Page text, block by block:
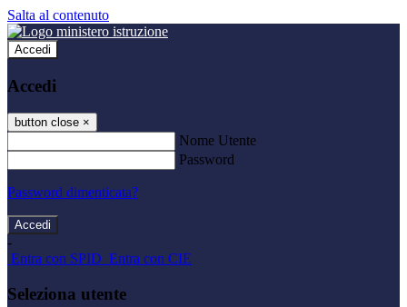
Salta al contenuto
Accedi
Accedi
button close ×
Nome Utente
Password
Password dimenticata?
-
Entra con SPID Entra con CIE
Seleziona utente